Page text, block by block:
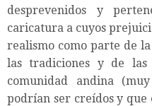
desprevenidos y
caricatura a cuyos
realismo como parte de
las tradiciones y de las
comunidad andina
podrían ser creídos y